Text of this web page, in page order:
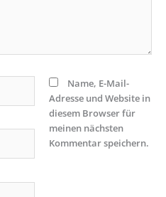
Name, E-Mail-
Adresse und Website in
diesem Browser für
meinen nächsten
Kommentar speichern.